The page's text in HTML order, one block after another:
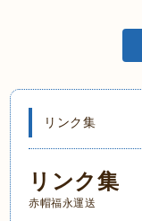
リンク集
リンク集
赤帽福永運送